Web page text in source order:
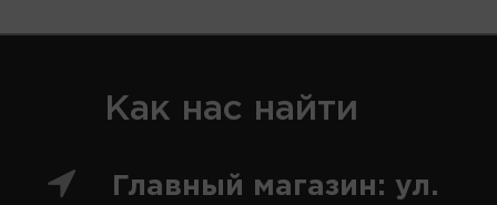
Как нас найти
Главный магазин: ул.